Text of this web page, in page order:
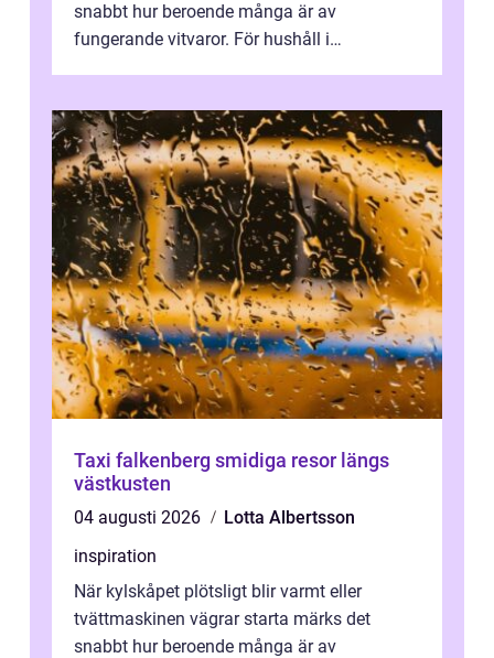
snabbt hur beroende många är av
fungerande vitvaror. För hushåll i
Taxi falkenberg smidiga resor längs
västkusten
04 augusti 2026
Lotta Albertsson
inspiration
När kylskåpet plötsligt blir varmt eller
tvättmaskinen vägrar starta märks det
snabbt hur beroende många är av